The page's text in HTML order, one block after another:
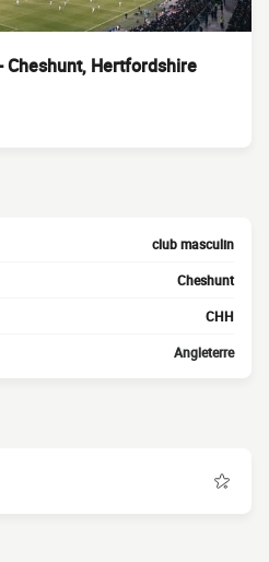
Cheshunt, Hertfordshire
club masculin
Cheshunt
CHH
Angleterre